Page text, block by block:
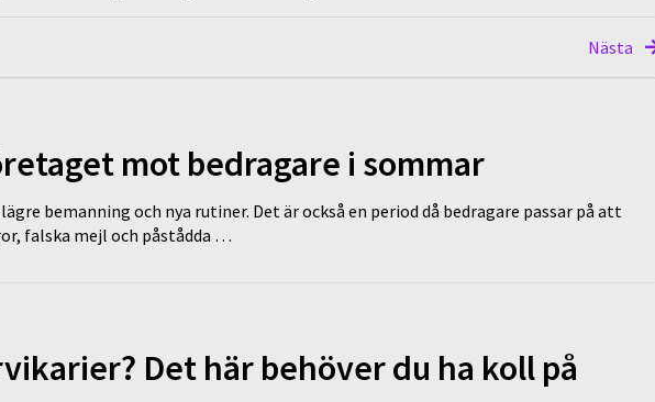
Nästa
mot bedragare i sommar
bemanning och nya rutiner. Det är också en period då bedragare passar på att
falska mejl och påstådda …
Det här behöver du ha koll på